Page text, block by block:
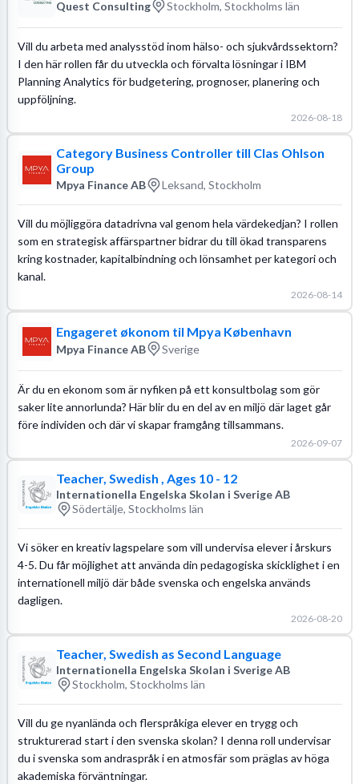
Quest Consulting Stockholm, Stockholms län
Vill du arbeta med analysstöd inom hälso- och sjukvårdssektorn?
I den här rollen får du utveckla och förvalta lösningar i IBM
Planning Analytics för budgetering, prognoser, planering och
uppföljning.
2026-08-18
Category Business Controller till Clas Ohlson
Group
Mpya Finance AB Leksand, Stockholm
Vill du möjliggöra datadrivna val genom hela värdekedjan? I rollen
som en strategisk affärspartner bidrar du till ökad transparens
kring kostnader, kapitalbindning och lönsamhet per kategori och
kanal.
2026-08-14
Engageret økonom til Mpya København
Mpya Finance AB Sverige
Är du en ekonom som är nyfiken på ett konsultbolag som gör
saker lite annorlunda? Här blir du en del av en miljö där laget går
före individen och där vi skapar framgång tillsammans.
2026-09-07
Teacher, Swedish , Ages 10 - 12
Internationella Engelska Skolan i Sverige AB
Södertälje, Stockholms län
Vi söker en kreativ lagspelare som vill undervisa elever i årskurs
4-5. Du får möjlighet att använda din pedagogiska skicklighet i en
internationell miljö där både svenska och engelska används
dagligen.
2026-08-20
Teacher, Swedish as Second Language
Internationella Engelska Skolan i Sverige AB
Stockholm, Stockholms län
Vill du ge nyanlända och flerspråkiga elever en trygg och
strukturerad start i den svenska skolan? I denna roll undervisar
du i svenska som andraspråk i en atmosfär som präglas av höga
akademiska förväntningar.